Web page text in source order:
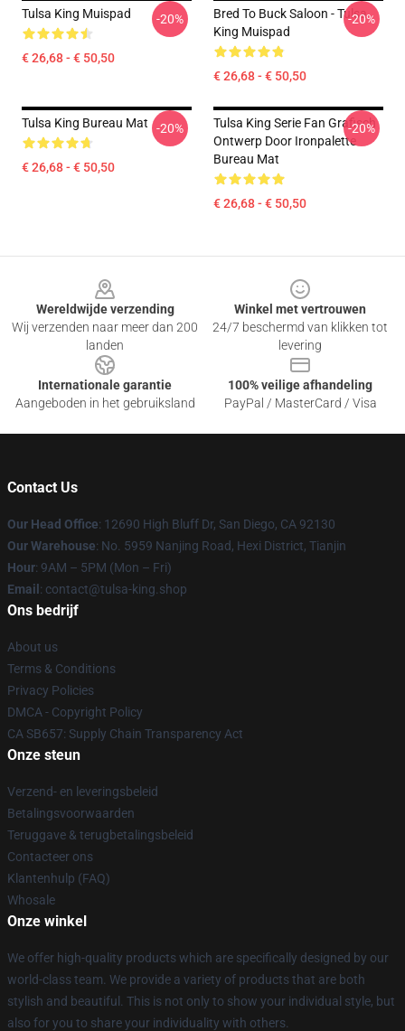
Tulsa King Muispad
€ 26,68 - € 50,50
-20%
Bred To Buck Saloon - Tulsa
King Muispad
€ 26,68 - € 50,50
-20%
Tulsa King Bureau Mat
€ 26,68 - € 50,50
-20%
Tulsa King Serie Fan Grafisch
Ontwerp Door Ironpalette
Bureau Mat
€ 26,68 - € 50,50
-20%
Wereldwijde verzending
Wij verzenden naar meer dan 200
landen
Winkel met vertrouwen
24/7 beschermd van klikken tot
levering
Internationale garantie
Aangeboden in het gebruiksland
100% veilige afhandeling
PayPal / MasterCard / Visa
Contact Us
Our Head Office: 12690 High Bluff Dr, San Diego, CA 92130
Our Warehouse: No. 5959 Nanjing Road, Hexi District, Tianjin
Hour: 9AM – 5PM (Mon – Fri)
Email : contact@tulsa-king.shop
Ons bedrijf
About us
Terms & Conditions
Privacy Policies
DMCA - Copyright Policy
CA SB657: Supply Chain Transparency Act
Onze steun
Verzend- en leveringsbeleid
Betalingsvoorwaarden
Teruggave & terugbetalingsbeleid
Contacteer ons
Klantenhulp (FAQ)
Whosale
Onze winkel
We offer high-quality products which are specifically designed by our
world-class team. We provide a variety of products that are both
stylish and beautiful. This is not only to show your individual style, but
also for you to share your individuality with others.